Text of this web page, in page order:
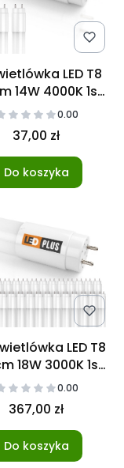
LED T8
14W 4000K 1s
NANO 0.00
37,00 zł
Do koszyka
LED T8
18W 3000K 1s
NANO 0.00
367,00 zł
Do koszyka